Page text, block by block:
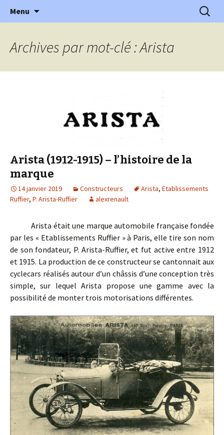
l'Automobile Ancienne
l'automobile ancienne : articles, historiques
…
Menu
Archives par mot-clé : Arista
Arista (1912-1915) – l’histoire de la
marque
14 janvier 2019 Constructeurs Arista, Etablissements
Ruffier, P. Arista-Ruffier alexrenault
Arista était une marque automobile française fondée
par les « Etablissements Ruffier » à Paris, elle tire son nom
de son fondateur, P. Arista-Ruffier, et fut active entre 1912
et 1915. La production de ce constructeur se cantonnait aux
cyclecars réalisés autour d’un châssis d’une conception très
simple, sur lequel Arista propose une gamme avec la
possibilité de monter trois motorisations différentes.